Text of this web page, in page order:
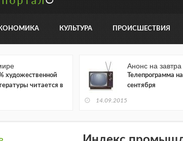
КУЛЬТУРА ПРОИСШЕСТВИЯ
художественной
читается в
Анонс на завтра
Телепрограмма
сентября
14.09.2015